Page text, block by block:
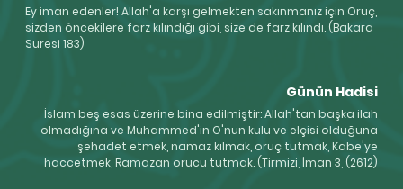
Ey iman edenler! Allah'a karşı gelmekten sakınmanız için Oruç,
sizden öncekilere farz kılındığı gibi, size de farz kılındı. (Bakara
Suresi 183)
Günün Hadisi
İslam beş esas üzerine bina edilmiştir: Allah'tan başka ilah
olmadığına ve Muhammed'in O'nun kulu ve elçisi olduğuna
şehadet etmek, namaz kılmak, oruç tutmak, Kabe'ye
haccetmek, Ramazan orucu tutmak. (Tirmizi, İman 3, (2612)